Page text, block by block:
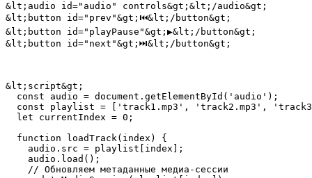
&lt;audio id="audio" controls&gt;&lt;/audio&gt;
&lt;button id="prev"&gt;⏮&lt;/button&gt;
&lt;button id="playPause"&gt;▶&lt;/button&gt;
&lt;script&gt;
  const audio = document.getElementById('audio');
const playlist = ['track1.mp3', 'track2.mp3',
  let currentIndex = 0;
  function loadTrack(index) {
    audio.src = playlist[index];
    audio.load();
    // Обновляем метаданные медиа-сессии